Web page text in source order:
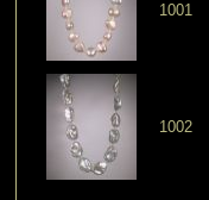
1001
1002